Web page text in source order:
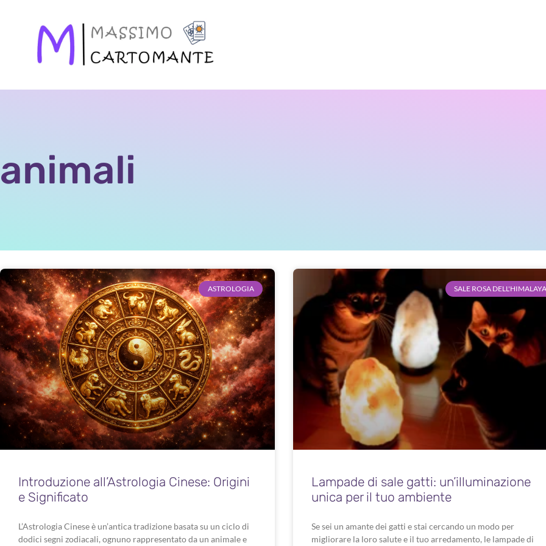
animali
ASTROLOGIA
Introduzione all’Astrologia Cinese: Origini
e Significato
L’Astrologia Cinese è un’antica tradizione basata su un ciclo di
dodici segni zodiacali, ognuno rappresentato da un animale e
SALE ROSA
Lampade di sale gatti: un’illuminazione
unica per il tuo ambiente
Se sei un amante dei gatti e stai cercando un modo per
migliorare la loro salute e il tuo arredamento, le lampade di